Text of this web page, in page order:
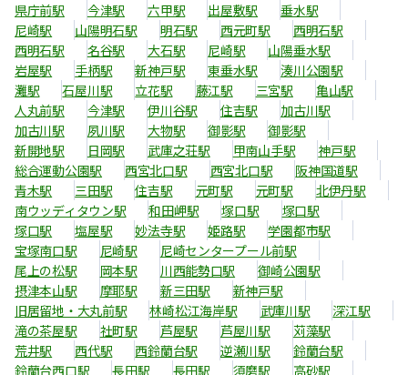
県庁前駅
今津駅 六甲駅 出屋敷駅
垂水駅
尼崎駅
山陽明石駅 明石駅 西元町駅
西明石駅
西明石駅
名谷駅 大石駅 尼崎駅
山陽垂水駅
岩屋駅
手柄駅 新神戸駅 東垂水駅
湊川公園駅
灘駅
石屋川駅 立花駅 藤江駅 三宮駅
亀山駅
人丸前駅
今津駅 伊川谷駅 住吉駅
加古川駅
加古川駅
夙川駅 大物駅 御影駅
御影駅
新開地駅
日岡駅 武庫之荘駅 甲南山手駅
神戸駅
総合運動公園駅
西宮北口駅 西宮北口駅
阪神国道駅
青木駅
三田駅 住吉駅 元町駅 元町駅
北伊丹駅
南ウッディタウン駅
和田岬駅 塚口駅
塚口駅
塚口駅
塩屋駅 妙法寺駅 姫路駅
学園都市駅
宝塚南口駅
尼崎駅
尼崎センタープール前駅
尾上の松駅
岡本駅 川西能勢口駅
御崎公園駅
摂津本山駅
摩耶駅 新三田駅
新神戸駅
旧居留地・大丸前駅
林崎松江海岸駅 武庫川駅
深江駅
滝の茶屋駅
社町駅 芦屋駅 芦屋川駅
苅藻駅
荒井駅
西代駅 西鈴蘭台駅 逆瀬川駅
鈴蘭台駅
鈴蘭台西口駅
長田駅 長田駅 須磨駅 高砂駅